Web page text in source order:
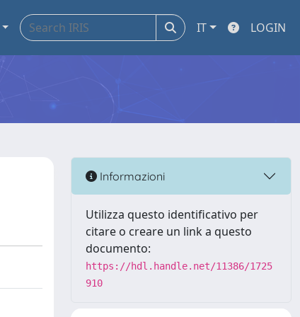
IT LOGIN
Informazioni
Utilizza questo identificativo per
citare o creare un link a questo
documento:
https://hdl.handle.net/11386/1725
910